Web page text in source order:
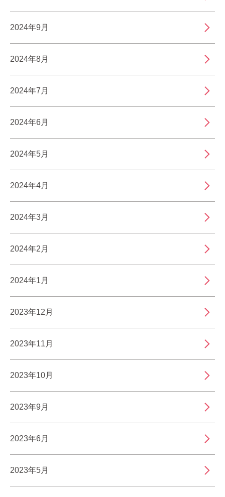
2024年9月
2024年8月
2024年7月
2024年6月
2024年5月
2024年4月
2024年3月
2024年2月
2024年1月
2023年12月
2023年11月
2023年10月
2023年9月
2023年6月
2023年5月